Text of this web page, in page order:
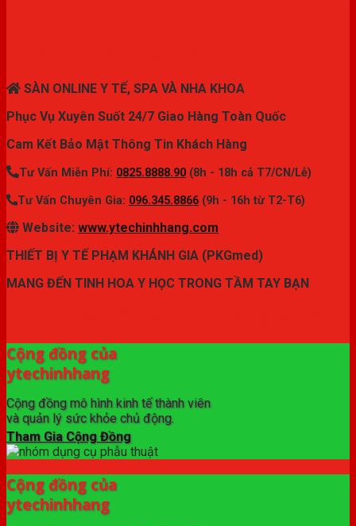
SÀN ONLINE Y TẾ, SPA VÀ NHA KHOA
Phục Vụ Xuyên Suốt 24/7 Giao Hàng Toàn Quốc
Cam Kết Bảo Mật Thông Tin Khách Hàng
Tư Vấn Miễn Phí: 0825.8888.90 (8h - 18h cả T7/CN/Lễ)
Tư Vấn Chuyên Gia: 096.345.8866 (9h - 16h từ T2-T6)
Website: www.ytechinhhang.com
THIẾT BỊ Y TẾ PHẠM KHÁNH GIA (PKGmed)
MANG ĐẾN TINH HOA Y HỌC TRONG TẦM TAY BẠN
Cộng đồng của
ytechinhhang
Cộng đồng mô hình kinh tế thành viên
và quản lý sức khỏe chủ động.
Tham Gia Cộng Đồng
Cộng đồng của
ytechinhhang